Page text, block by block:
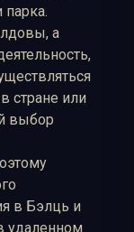
парка.
а
стране или
выбор
в Бэлць и
удаленном